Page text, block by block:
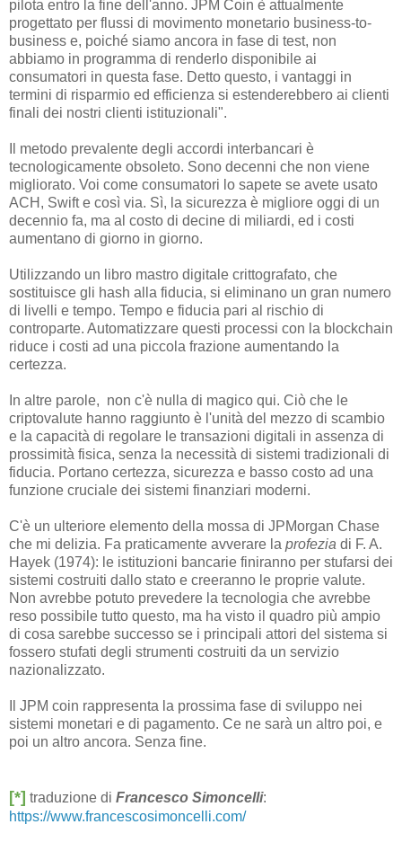
pilota entro la fine dell'anno. JPM Coin è attualmente
progettato per flussi di movimento monetario business-to-
business e, poiché siamo ancora in fase di test, non
abbiamo in programma di renderlo disponibile ai
consumatori in questa fase. Detto questo, i vantaggi in
termini di risparmio ed efficienza si estenderebbero ai clienti
finali dei nostri clienti istituzionali".
Il metodo prevalente degli accordi interbancari è
tecnologicamente obsoleto. Sono decenni che non viene
migliorato. Voi come consumatori lo sapete se avete usato
ACH, Swift e così via. Sì, la sicurezza è migliore oggi di un
decennio fa, ma al costo di decine di miliardi, ed i costi
aumentano di giorno in giorno.
Utilizzando un libro mastro digitale crittografato, che
sostituisce gli hash alla fiducia, si eliminano un gran numero
di livelli e tempo. Tempo e fiducia pari al rischio di
controparte. Automatizzare questi processi con la blockchain
riduce i costi ad una piccola frazione aumentando la
certezza.
In altre parole, non c'è nulla di magico qui. Ciò che le
criptovalute hanno raggiunto è l'unità del mezzo di scambio
e la capacità di regolare le transazioni digitali in assenza di
prossimità fisica, senza la necessità di sistemi tradizionali di
fiducia. Portano certezza, sicurezza e basso costo ad una
funzione cruciale dei sistemi finanziari moderni.
C'è un ulteriore elemento della mossa di JPMorgan Chase
che mi delizia. Fa praticamente avverare la profezia di F. A.
Hayek (1974): le istituzioni bancarie finiranno per stufarsi dei
sistemi costruiti dallo stato e creeranno le proprie valute.
Non avrebbe potuto prevedere la tecnologia che avrebbe
reso possibile tutto questo, ma ha visto il quadro più ampio
di cosa sarebbe successo se i principali attori del sistema si
fossero stufati degli strumenti costruiti da un servizio
nazionalizzato.
Il JPM coin rappresenta la prossima fase di sviluppo nei
sistemi monetari e di pagamento. Ce ne sarà un altro poi, e
poi un altro ancora. Senza fine.
[*] traduzione di Francesco Simoncelli:
https://www.francescosimoncelli.com/